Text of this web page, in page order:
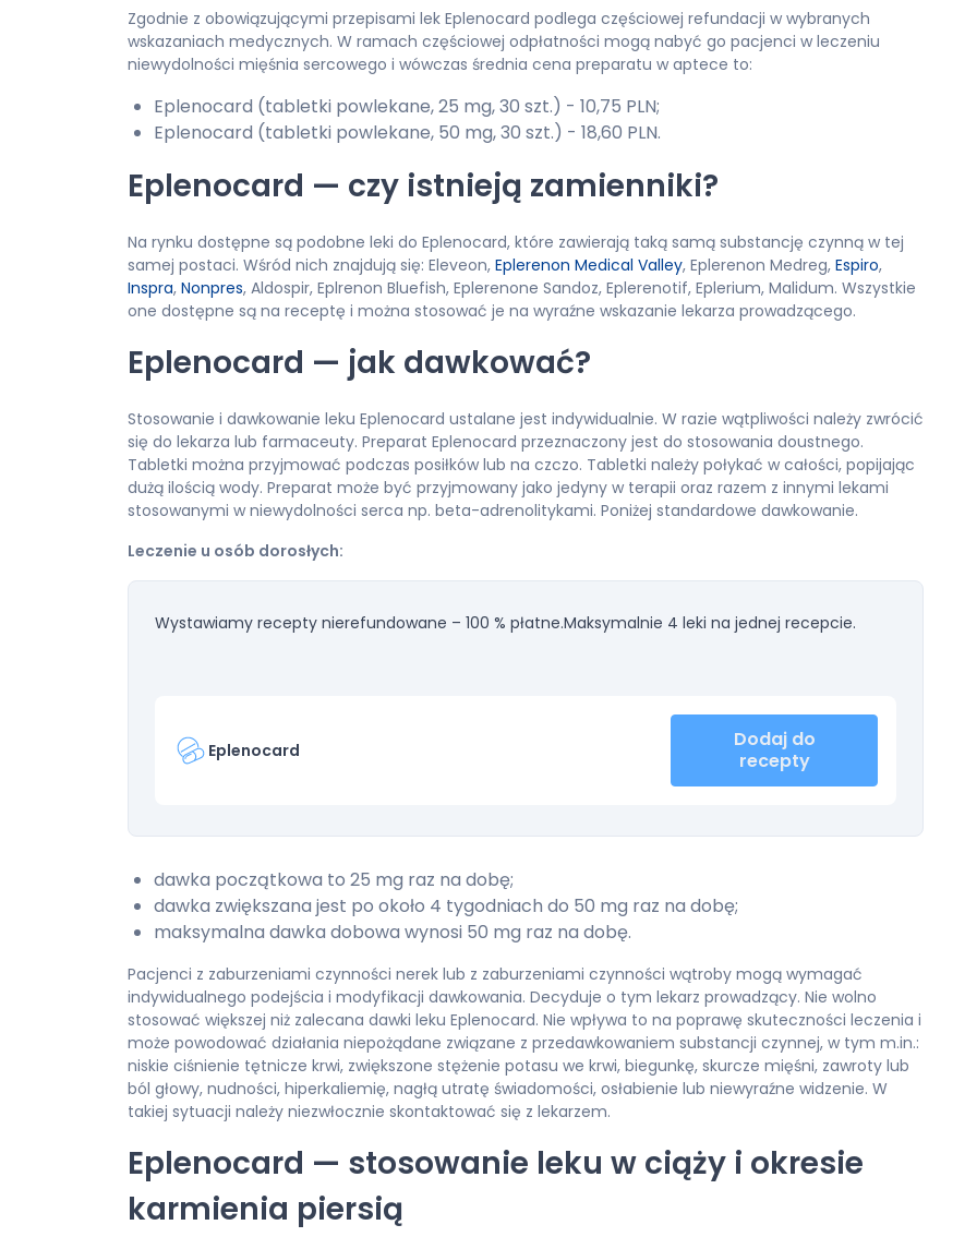
Zgodnie z obowiązującymi przepisami lek Eplenocard podlega częściowej refundacji w wybranych
wskazaniach medycznych. W ramach częściowej odpłatności mogą nabyć go pacjenci w leczeniu
niewydolności mięśnia sercowego i wówczas średnia cena preparatu w aptece to:
Eplenocard (tabletki powlekane, 25 mg, 30 szt.) - 10,75 PLN;
Eplenocard (tabletki powlekane, 50 mg, 30 szt.) - 18,60 PLN.
Eplenocard — czy istnieją zamienniki?
Na rynku dostępne są podobne leki do Eplenocard, które zawierają taką samą substancję czynną w tej
samej postaci. Wśród nich znajdują się: Eleveon, Eplerenon Medical Valley, Eplerenon Medreg, Espiro,
Inspra, Nonpres, Aldospir, Eplrenon Bluefish, Eplerenone Sandoz, Eplerenotif, Eplerium, Malidum. Wszystkie
one dostępne są na receptę i można stosować je na wyraźne wskazanie lekarza prowadzącego.
Eplenocard — jak dawkować?
Stosowanie i dawkowanie leku Eplenocard ustalane jest indywidualnie. W razie wątpliwości należy zwrócić
się do lekarza lub farmaceuty. Preparat Eplenocard przeznaczony jest do stosowania doustnego.
Tabletki można przyjmować podczas posiłków lub na czczo. Tabletki należy połykać w całości, popijając
dużą ilością wody. Preparat może być przyjmowany jako jedyny w terapii oraz razem z innymi lekami
stosowanymi w niewydolności serca np. beta-adrenolitykami. Poniżej standardowe dawkowanie.
Leczenie u osób dorosłych:
Wystawiamy recepty nierefundowane – 100 % płatne.Maksymalnie 4 leki na jednej recepcie.
Eplenocard
Dodaj do
recepty
dawka początkowa to 25 mg raz na dobę;
dawka zwiększana jest po około 4 tygodniach do 50 mg raz na dobę;
maksymalna dawka dobowa wynosi 50 mg raz na dobę.
Pacjenci z zaburzeniami czynności nerek lub z zaburzeniami czynności wątroby mogą wymagać
indywidualnego podejścia i modyfikacji dawkowania. Decyduje o tym lekarz prowadzący. Nie wolno
stosować większej niż zalecana dawki leku Eplenocard. Nie wpływa to na poprawę skuteczności leczenia i
może powodować działania niepożądane związane z przedawkowaniem substancji czynnej, w tym m.in.:
niskie ciśnienie tętnicze krwi, zwiększone stężenie potasu we krwi, biegunkę, skurcze mięśni, zawroty lub
ból głowy, nudności, hiperkaliemię, nagłą utratę świadomości, osłabienie lub niewyraźne widzenie. W
takiej sytuacji należy niezwłocznie skontaktować się z lekarzem.
Eplenocard — stosowanie leku w ciąży i okresie
karmienia piersią